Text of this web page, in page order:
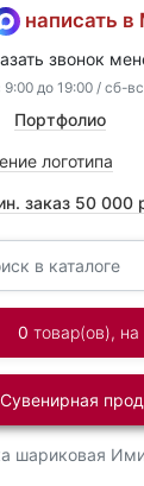
написать в
звонок
9:00 до 19:00 / сб-
Портфолио
логотипа
заказ 50 000
0 товар(ов), на
Сувенирная
шариковая